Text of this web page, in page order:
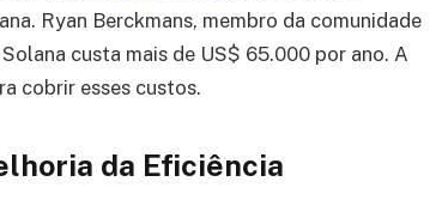
Ryan Berckmans, membro da comunidade
custa mais de US$ 65.000 por ano. A
cobrir esses custos.
da Eficiência